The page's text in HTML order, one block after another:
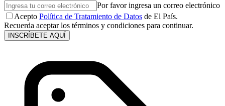
Por favor ingresa un correo electrónico
Acepto Política de Tratamiento de Datos de El País.
Recuerda aceptar los términos y condiciones para continuar.
INSCRÍBETE AQUÍ